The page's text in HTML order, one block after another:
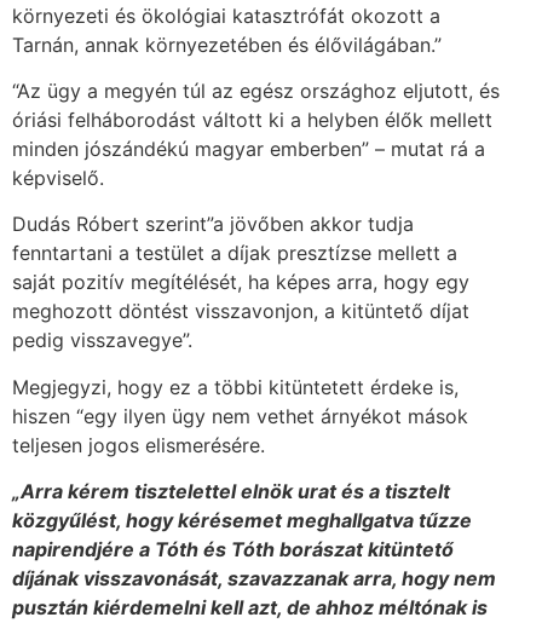
környezeti és ökológiai katasztrófát okozott a
Tarnán, annak környezetében és élővilágában.”
“Az ügy a megyén túl az egész országhoz eljutott, és
óriási felháborodást váltott ki a helyben élők mellett
minden jószándékú magyar emberben” – mutat rá a
képviselő.
Dudás Róbert szerint”a jövőben akkor tudja
fenntartani a testület a díjak presztízse mellett a
saját pozitív megítélését, ha képes arra, hogy egy
meghozott döntést visszavonjon, a kitüntető díjat
pedig visszavegye”.
Megjegyzi, hogy ez a többi kitüntetett érdeke is,
hiszen “egy ilyen ügy nem vethet árnyékot mások
teljesen jogos elismerésére.
„Arra kérem tisztelettel elnök urat és a tisztelt
közgyűlést, hogy kérésemet meghallgatva tűzze
napirendjére a Tóth és Tóth borászat kitüntető
díjának visszavonását, szavazzanak arra, hogy nem
pusztán kiérdemelni kell azt, de ahhoz méltónak is